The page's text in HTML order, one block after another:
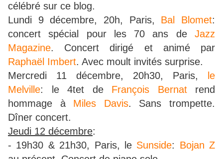
célébré sur ce blog.
Lundi 9 décembre, 20h, Paris, Bal Blomet:
concert spécial pour les 70 ans de Jazz
Magazine. Concert dirigé et animé par
Raphaël Imbert. Avec moult invités surprise.
Mercredi 11 décembre, 20h30, Paris,
le
Melville: le 4tet de François Bernatrend
hommage à Miles Davis. Sans trompette.
Dîner concert.
Jeudi 12 décembre:
- 19h30 & 21h30, Paris, le Sunside: Bojan Z